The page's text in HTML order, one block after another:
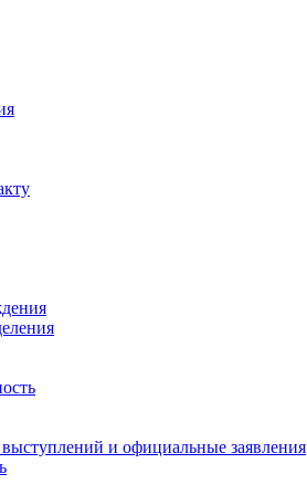
и официальные заявления